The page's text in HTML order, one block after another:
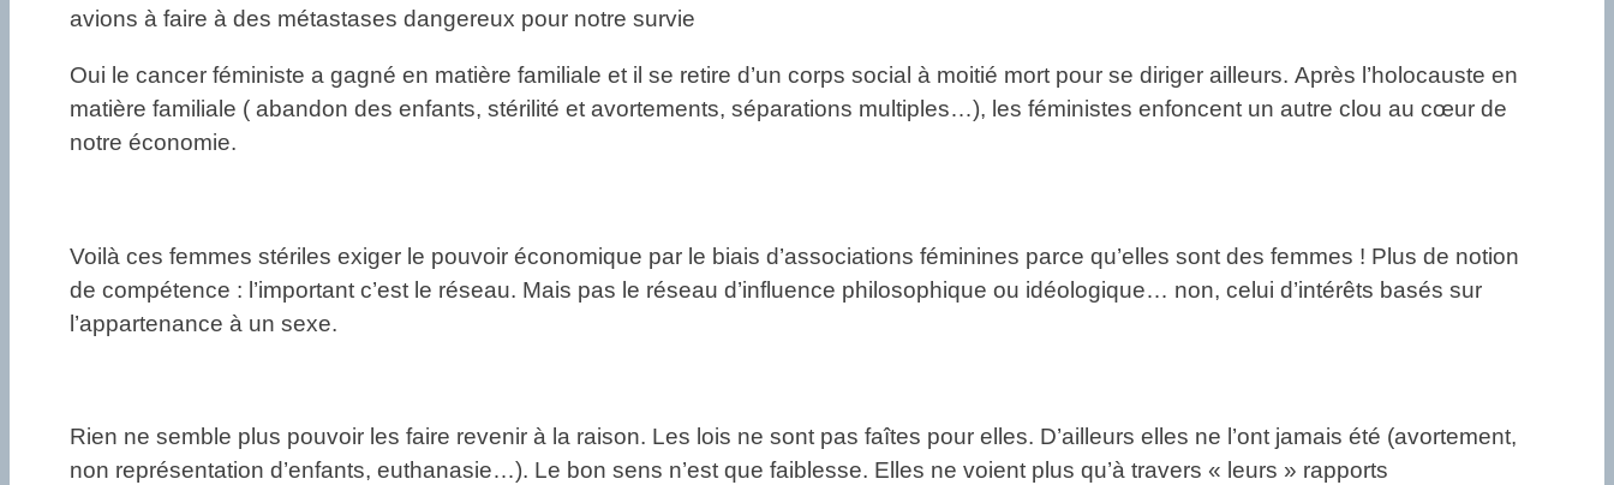
avions à faire à des métastases dangereux pour notre survie
Oui le cancer féministe a gagné en matière familiale et il se retire d’un corps social à moitié mort pour se diriger ailleurs. Après l’holocauste en
matière familiale ( abandon des enfants, stérilité et avortements, séparations multiples…), les féministes enfoncent un autre clou au cœur de
notre économie.
Voilà ces femmes stériles exiger le pouvoir économique par le biais d’associations féminines parce qu’elles sont des femmes ! Plus de notion
de compétence : l’important c’est le réseau. Mais pas le réseau d’influence philosophique ou idéologique… non, celui d’intérêts basés sur
l’appartenance à un sexe.
Rien ne semble plus pouvoir les faire revenir à la raison. Les lois ne sont pas faîtes pour elles. D’ailleurs elles ne l’ont jamais été (avortement,
non représentation d’enfants, euthanasie…). Le bon sens n’est que faiblesse. Elles ne voient plus qu’à travers « leurs » rapports